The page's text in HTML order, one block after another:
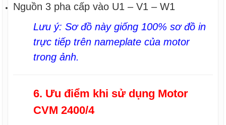
Nguồn 3 pha cấp vào U1 – V1 – W1
Lưu ý: Sơ đồ này giống 100% sơ đồ in
trực tiếp trên nameplate của motor
trong ảnh.
6. Ưu điểm khi sử dụng Motor
CVM 2400/4